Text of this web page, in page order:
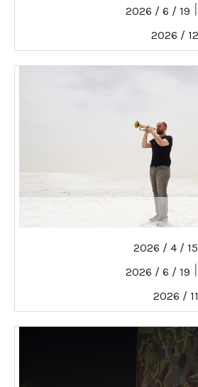
19 / 6 / 2026
15 / 4 / 2026
19 / 6 / 2026